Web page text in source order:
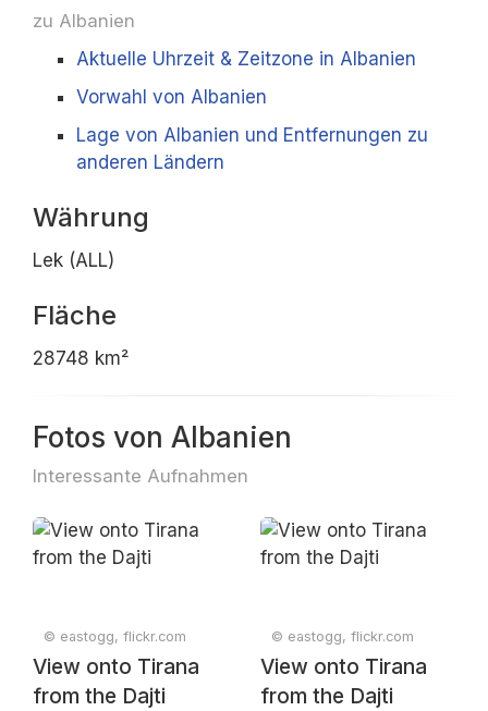
zu Albanien
Aktuelle Uhrzeit & Zeitzone in Albanien
Vorwahl von Albanien
Lage von Albanien und Entfernungen zu
anderen Ländern
Währung
Lek (ALL)
Fläche
28748 km²
Fotos von Albanien
Interessante Aufnahmen
© eastogg, flickr.com
View onto Tirana
from the Dajti
© eastogg, flickr.com
View onto Tirana
from the Dajti